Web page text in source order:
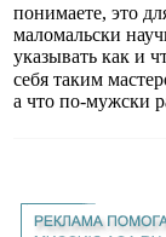
понимаете, это
маломальски
указывать как и
себя таким
а что по-мужски